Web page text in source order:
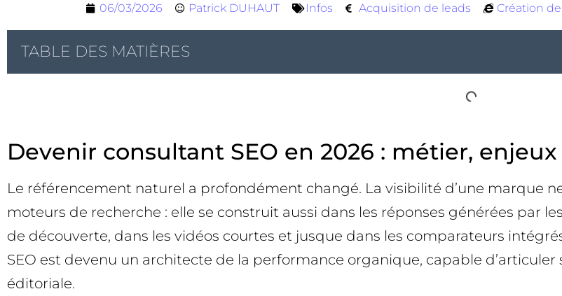
06/03/2026 Patrick DUHAUT Infos Acquisition de leads Création
TABLE DES MATIÈRES
Devenir consultant SEO en 2026 : métier,
Le référencement naturel a profondément changé. La visibilité d’une marque
moteurs de recherche : elle se construit aussi dans les réponses générées par
de découverte, dans les vidéos courtes et jusque dans les comparateurs
SEO est devenu un architecte de la performance organique, capable
éditoriale.